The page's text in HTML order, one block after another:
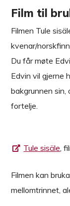
Film til
Filmen Tule
kvenar/
Du får møte
Edvin vil gjerne
bakgrunnen sin,
fortelje.
Tule sisäle ,
Filmen kan
mellomtrinnet,